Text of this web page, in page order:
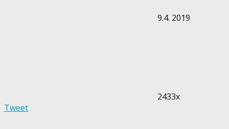
9.4. 2019
2433x
Tweet